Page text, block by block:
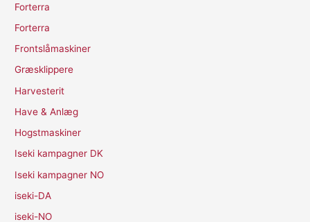
Forterra
Forterra
Frontslåmaskiner
Græsklippere
Harvesterit
Have & Anlæg
Hogstmaskiner
Iseki kampagner DK
Iseki kampagner NO
iseki-DA
iseki-NO